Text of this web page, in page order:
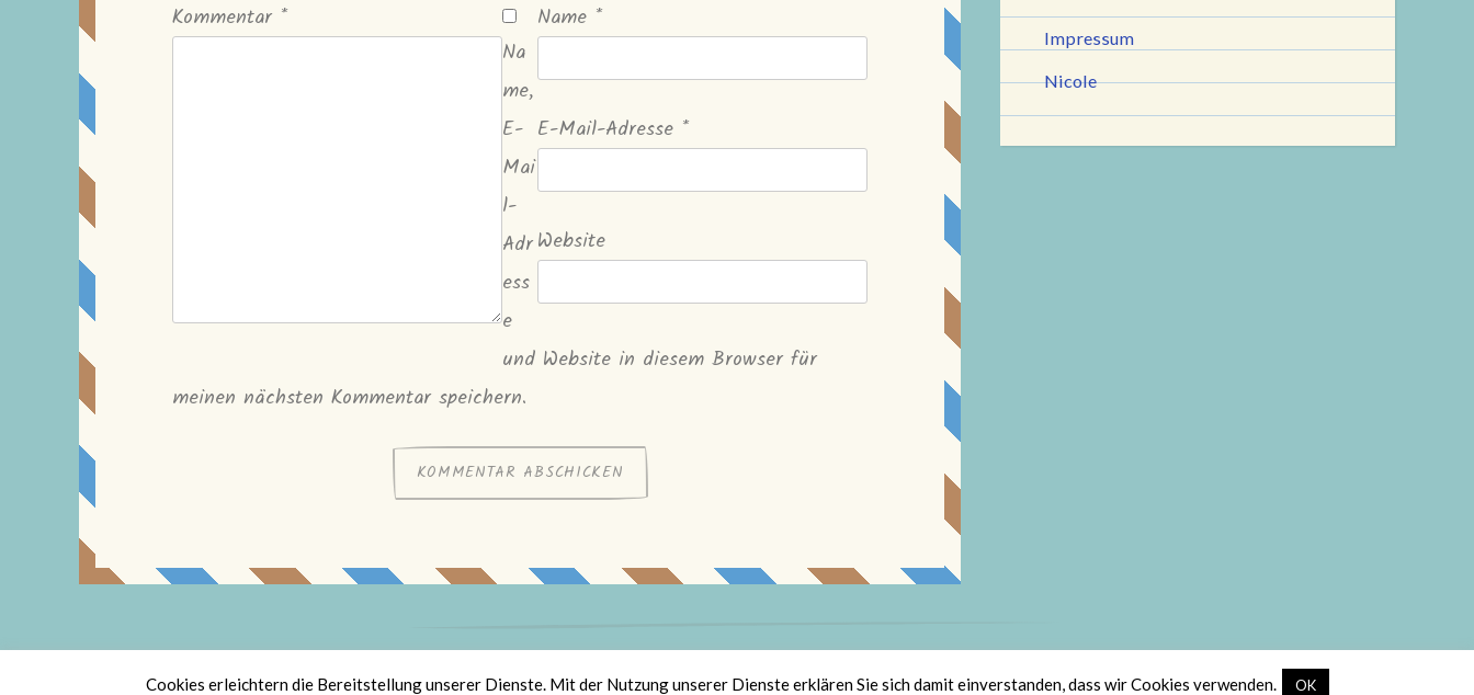
Kommentar * Name *
E-Mail-Adresse *
Website
Na
me,
E-
Mai
l-
Adr
ess
e
und Website in diesem Browser für
meinen nächsten Kommentar speichern.
Impressum
Nicole
Cookies erleichtern die Bereitstellung unserer Dienste. Mit der Nutzung unserer Dienste erklären Sie sich damit einverstanden, dass wir Cookies verwenden. OK